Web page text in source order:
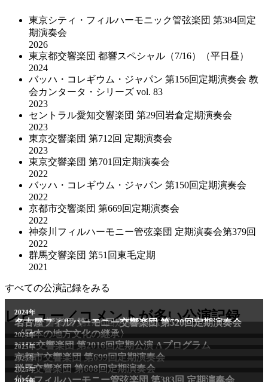
東京シティ・フィルハーモニック管弦楽団 第384回定
期演奏会
2026
東京都交響楽団 都響スペシャル（7/16）（平日昼）
2024
バッハ・コレギウム・ジャパン 第156回定期演奏会 教
会カンタータ・シリーズ vol. 83
2023
セントラル愛知交響楽団 第29回岩倉定期演奏会
2023
東京交響楽団 第712回 定期演奏会
2023
東京交響楽団 第701回定期演奏会
2022
バッハ・コレギウム・ジャパン 第150回定期演奏会
2022
京都市交響楽団 第669回定期演奏会
2022
神奈川フィルハーモニー管弦楽団 定期演奏会第379回
2022
群馬交響楽団 第51回東毛定期
2021
すべての公演記録をみる
レビュー／コメントが多い公演記録
2011年
NHK交響楽団 第1706回定期公演Aプログラム
2024年
名古屋フィルハーモニー交響楽団 第520回定期演奏会
〈日本の地方文化の継承〉
2024年
NHK交響楽団 第2016回定期公演 Aプログラム
2025年
京都市交響楽団 第699回定期演奏会
2025年
群馬交響楽団 第608回定期演奏会
2025年
仙台フィルハーモニー管弦楽団 第383回 定期演奏会